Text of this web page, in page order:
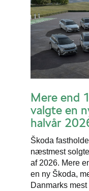
Mere end
valgte en
halvår
Škoda
næstmest
af 2026. Mere
en ny Škoda,
Danmarks